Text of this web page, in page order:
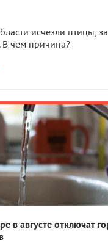
исчезли птицы,
В чем причина?
в августе отключат